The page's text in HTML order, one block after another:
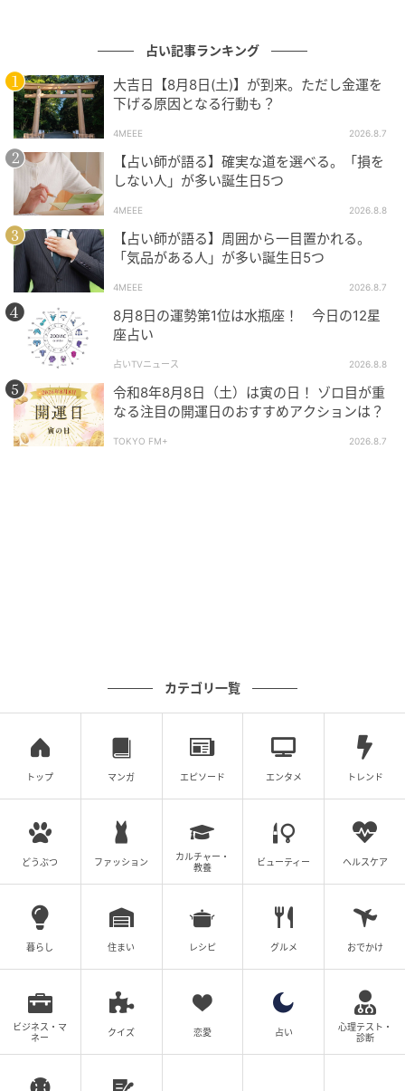
シューズ（ヒール1.5cm）￥108,900／エンポリオ アルマーニ（ジョルジオ
アルマーニ ジャパン）
スリムなシルエットとガラス加工のレザーで優雅に仕
スニーカー￥102,850／マックイーン（マックイーン クライアントサービス）
どこか懐かしいラウンドトゥシルエットに、サイドの
ロゴパネルでコントラストを効かせたクリーンなデザ
イン。柔らかなナッパレザーを精緻なシームディテー
占い記事ランキング
大吉日【8月8日(土)】が到来。ただし金運を
下げる原因となる行動も？
4MEEE 2026.8.7
【占い師が語る】確実な道を選べる。「損を
しない人」が多い誕生日5つ
4MEEE 2026.8.8
【占い師が語る】周囲から一目置かれる。
「気品がある人」が多い誕生日5つ
4MEEE 2026.8.7
8月8日の運勢第1位は水瓶座！ 今日の12星
座占い
占いTVニュース 2026.8.8
令和8年8月8日（土）は寅の日！ ゾロ目が重
なる注目の開運日のおすすめアクションは？
TOKYO FM+ 2026.8.7
カテゴリ一覧
トップ マンガ エピソード エンタメ トレンド
どうぶつ ファッション
カルチャー・
教養
ビューティー ヘルスケア
暮らし 住まい レシピ グルメ おでかけ
ビジネス・マ
ネー
クイズ 恋愛 占い
心理テスト・
診断